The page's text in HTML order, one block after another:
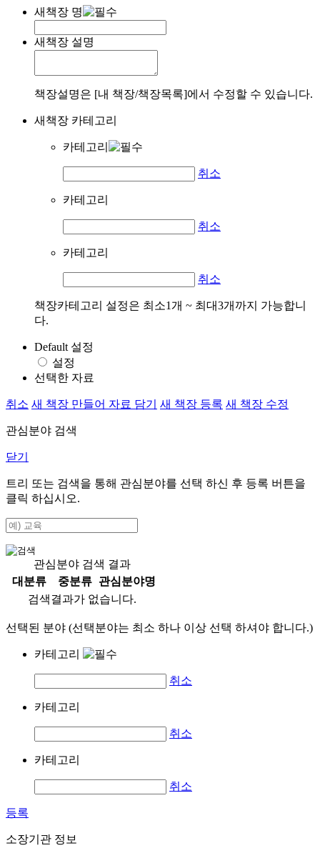
새책장 명
새책장 설명
책장설명은 [내 책장/책장목록]에서 수정할 수 있습니다.
새책장 카테고리
카테고리
취소
카테고리
취소
카테고리
취소
책장카테고리 설정은 최소1개 ~ 최대3개까지 가능합니
다.
Default 설정
설정
선택한 자료
취소 새 책장 만들어 자료 담기 새 책장 등록 새 책장 수정
관심분야 검색
닫기
트리 또는 검색을 통해 관심분야를 선택 하신 후 등록 버튼을
클릭 하십시오.
관심분야 검색 결과
대분류
중분류
관심분야명
검색결과가 없습니다.
선택된 분야 (선택분야는 최소 하나 이상 선택 하셔야 합니다.)
카테고리
취소
카테고리
취소
카테고리
취소
등록
소장기관 정보